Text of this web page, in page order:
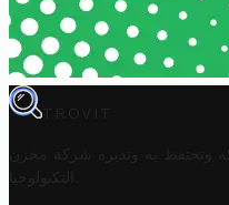
TROVIT
وتحتفظ به وتديره
شركة مخزن
التكنولوجيا